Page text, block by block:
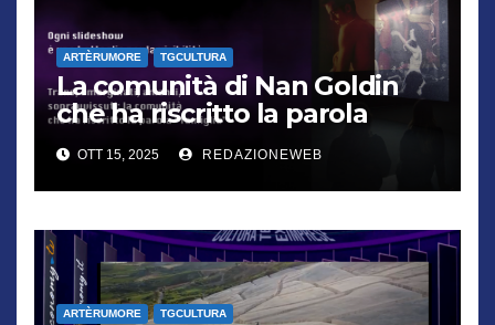
ARTÈRUMORE TGCULTURA
La comunità di Nan Goldin
che ha riscritto la parola
“famiglia”
OTT 15, 2025 REDAZIONEWEB
ARTÈRUMORE TGCULTURA